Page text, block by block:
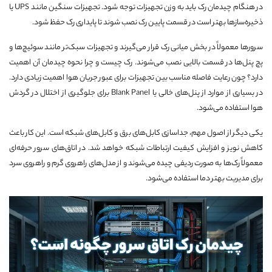
در هنگام چیدمان رک باید به وزن تجهیزات توجه شود. تجهیزات سنگین مانند UPS یا
ذخیره‌سازها بهتر است در قسمت پایین رک نصب شوند تا پایداری رک حفظ شود.
سرورها معمولاً در بخش میانی رک قرار می‌گیرند و تجهیزات سبک‌تر مانند سوئیچ‌ها و
پچ پنل‌ها در قسمت بالایی نصب می‌شوند. رک چیست و چرا نحوه چیدمان آن اهمیت
دارد؟ چون رعایت فاصله مناسب بین تجهیزات برای عبور جریان هوا اهمیت زیادی دارد.
در بسیاری از موارد از پنل‌های خالی یا Blank Panel برای جلوگیری از اختلال در گردش
هوا استفاده می‌شود.
یکی دیگر از اصول مهم، جداسازی کابل‌های برق و کابل‌های شبکه است. این کار باعث
کاهش نویز و افزایش کیفیت ارتباطات شبکه خواهد شد. در اتاق‌های سرور حرفه‌ای
معمولاً رک‌ها به صورت ردیفی چیده می‌شوند و از مدل‌های راهروی گرم و راهروی سرد
برای مدیریت بهتر دما استفاده می‌شود.